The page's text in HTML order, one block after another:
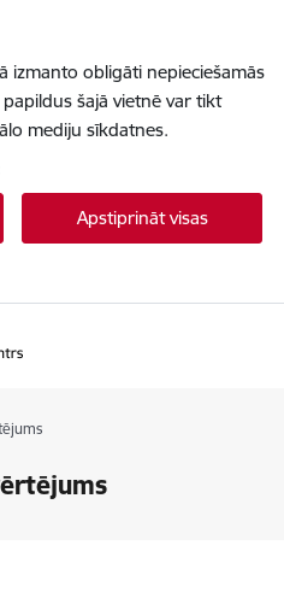
izmanto obligāti nepieciešamās
šajā vietnē var tikt
mediju sīkdatnes.
Apstiprināt visas